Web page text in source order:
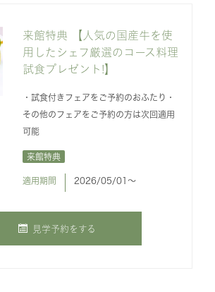
来館特典 【人気の国産牛を使
用したシェフ厳選のコース料理
試食プレゼント!】
・試食付きフェアをご予約のおふたり・
その他のフェアをご予約の方は次回適用
可能
来館特典
適用期間 2026/05/01〜
見学予約をする